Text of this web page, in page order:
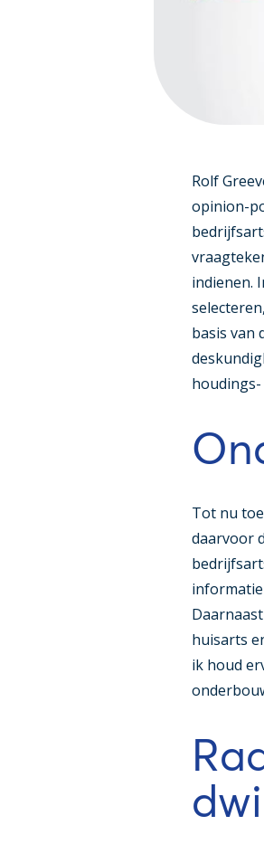
Rolf
opinion-
indienen.
basis van
Tot nu
daarvoor
huisarts
ik houd